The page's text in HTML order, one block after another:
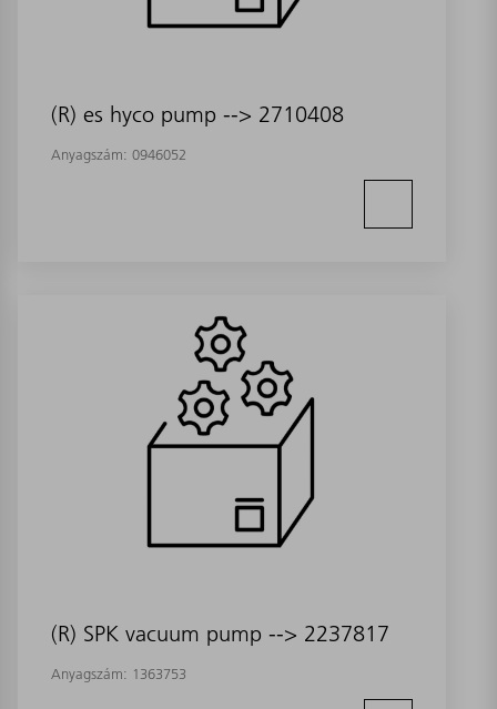
(R) es hyco pump --> 2710408
Anyagszám: 0946052
(R) SPK vacuum pump --> 2237817
Anyagszám: 1363753